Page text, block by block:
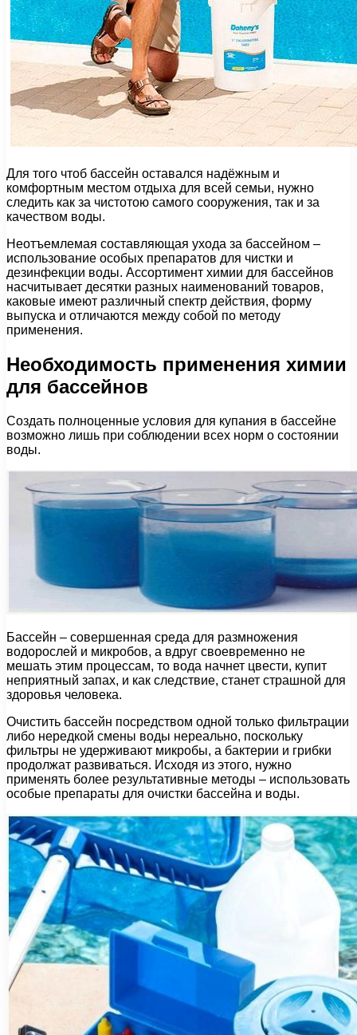
Для того чтоб бассейн оставался надёжным и
комфортным местом отдыха для всей семьи, нужно
следить как за чистотою самого сооружения, так и за
качеством воды.
Неотъемлемая составляющая ухода за бассейном –
использование особых препаратов для чистки и
дезинфекции воды. Ассортимент химии для бассейнов
насчитывает десятки разных наименований товаров,
каковые имеют различный спектр действия, форму
выпуска и отличаются между собой по методу
применения.
Необходимость применения химии
для бассейнов
Создать полноценные условия для купания в бассейне
возможно лишь при соблюдении всех норм о состоянии
воды.
Бассейн – совершенная среда для размножения
водорослей и микробов, а вдруг своевременно не
мешать этим процессам, то вода начнет цвести, купит
неприятный запах, и как следствие, станет страшной для
здоровья человека.
Очистить бассейн посредством одной только фильтрации
либо нередкой смены воды нереально, поскольку
фильтры не удерживают микробы, а бактерии и грибки
продолжат развиваться. Исходя из этого, нужно
применять более результативные методы – использовать
особые препараты для очистки бассейна и воды.